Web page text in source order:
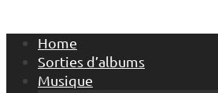
Home
Sorties d’albums
Musique